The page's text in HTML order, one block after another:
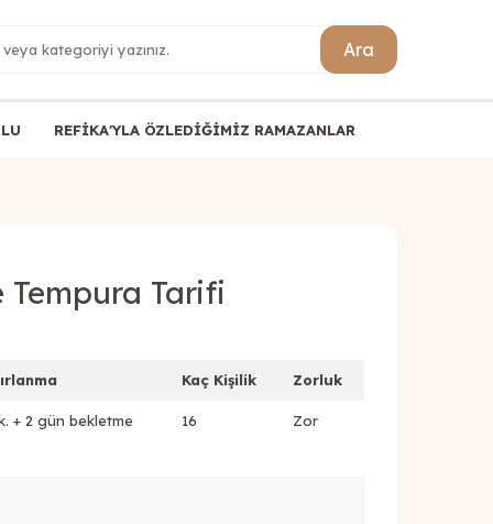
Ara
REFİKA'YLA ÖZLEDİĞİMİZ RAMAZANLAR
Tempura Tarifi
Kaç Kişilik Zorluk
+ 2 gün bekletme 16 Zor